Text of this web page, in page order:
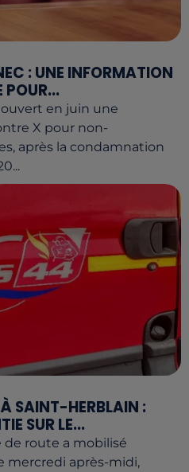
: UNE INFORMATION
POUR...
en juin une
X pour non-
après la condamnation
SAINT-HERBLAIN :
SUR LE...
route a mobilisé
mercredi après-midi,